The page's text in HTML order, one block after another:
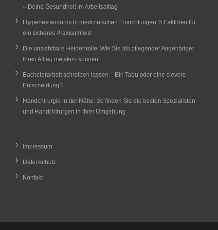
» Deine Gesundheit im Arbeitsalltag
Hygienestandards in medizinischen Einrichtungen: 5 Faktoren für
ein sicheres Praxisumfeld
Die unsichtbare Heldenrolle: Wie Sie als pflegender Angehöriger
Ihren Alltag meistern können
Bachelorarbeit schreiben lassen – Ein Tabu oder eine clevere
Entscheidung?
Handchirurgie in der Nähe: So finden Sie die besten Spezialisten
und Handchirurgen in Ihrer Umgebung
Impressum
Datenschutz
Kontakt